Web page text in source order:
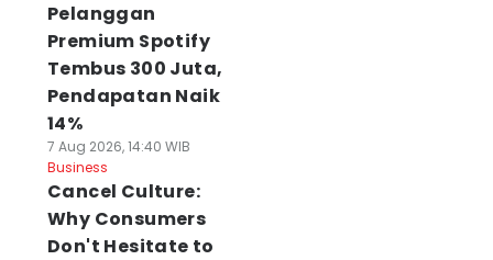
Pelanggan
Premium Spotify
Tembus 300 Juta,
Pendapatan Naik
14%
7 Aug 2026, 14:40 WIB
Business
Cancel Culture:
Why Consumers
Don't Hesitate to